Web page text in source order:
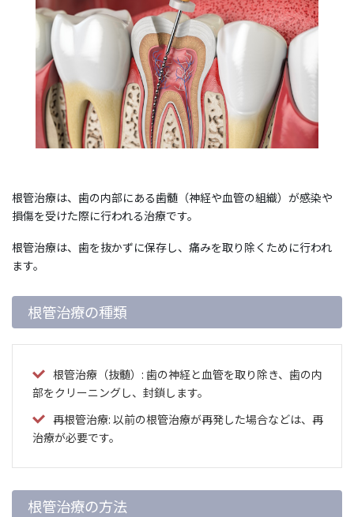
根管治療は、歯の内部にある歯髄（神経や血管の組織）が感染や
損傷を受けた際に行われる治療です。
根管治療は、歯を抜かずに保存し、痛みを取り除くために行われ
ます。
根管治療の種類
根管治療（抜髄）: 歯の神経と血管を取り除き、歯の内
部をクリーニングし、封鎖します。
再根管治療: 以前の根管治療が再発した場合などは、再
治療が必要です。
根管治療の方法